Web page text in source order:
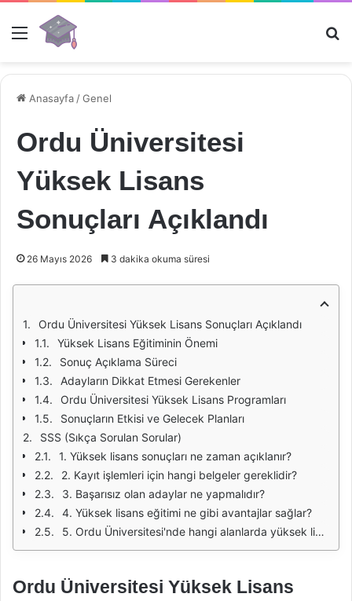
Menü
Anasayfa /Genel
Ordu Üniversitesi
Yüksek Lisans
Sonuçları Açıklandı
26 Mayıs 2026 3 dakika okuma süresi
Ordu Üniversitesi Yüksek Lisans Sonuçları Açıklandı
Yüksek Lisans Eğitiminin Önemi
Sonuç Açıklama Süreci
Adayların Dikkat Etmesi Gerekenler
Ordu Üniversitesi Yüksek Lisans Programları
Sonuçların Etkisi ve Gelecek Planları
SSS (Sıkça Sorulan Sorular)
1. Yüksek lisans sonuçları ne zaman açıklanır?
2. Kayıt işlemleri için hangi belgeler gereklidir?
3. Başarısız olan adaylar ne yapmalıdır?
4. Yüksek lisans eğitimi ne gibi avantajlar sağlar?
5. Ordu Üniversitesi'nde hangi alanlarda yüksek lisans programları bulunmaktadır?
Ordu Üniversitesi Yüksek Lisans